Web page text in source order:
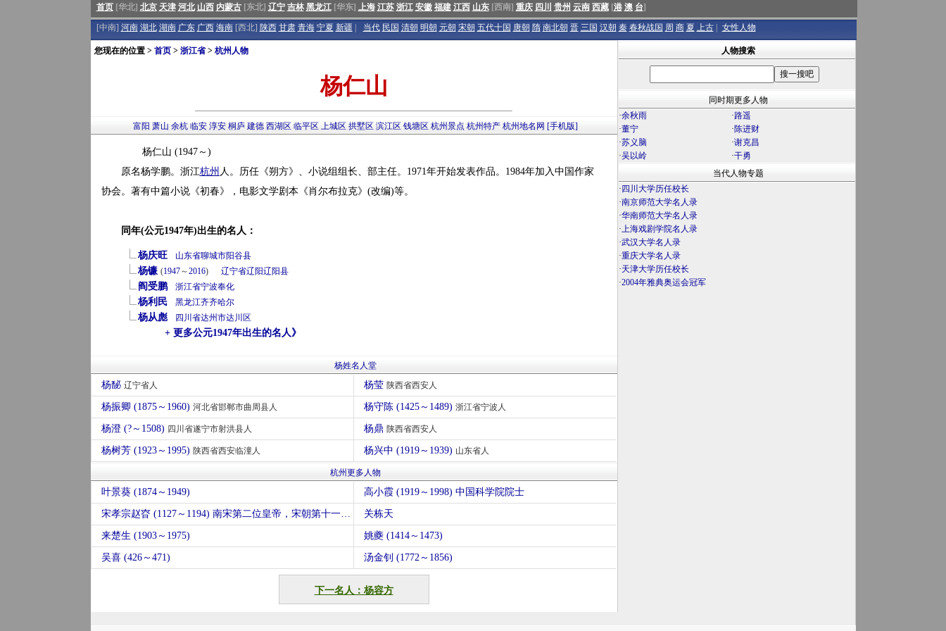
首页[华北] 北京 天津 河北 山西 内蒙古[东北] 辽宁 吉林 黑龙江[华东] 上海 江苏 浙江 安徽 福建 江西 山东[西南] 重庆 四川 贵州 云南 西藏[港 澳 台]
[中南] 河南 湖北 湖南 广东 广西 海南[西北] 陕西 甘肃 青海 宁夏 新疆 当代 民国 清朝 明朝 元朝 宋朝 五代十国 唐朝 隋 南北朝 晋 三国 汉朝 秦 春秋战国 周 商 夏 上古 女性人物
您现在的位置 > 首页> 浙江省> 杭州人物
杨仁山
富阳 萧山 余杭 临安 淳安 桐庐 建德 西湖区 临平区 上城区 拱墅区 滨江区 钱塘区 杭州景点 杭州特产 杭州地名网 [手机版]
杨仁山 (1947～)
原名杨学鹏。浙江杭州 人。历任《朔方》、小说组组长、部主任。1971年开始发表作品。1984年加入中国作家
协会。著有中篇小说《初春》，电影文学剧本《肖尔布拉克》(改编)等。
同年(公元1947年)出生的名人：
杨庆旺 山东省聊城市阳谷县
杨镰 (1947～2016) 辽宁省辽阳辽阳县
阎受鹏 浙江省宁波奉化
杨利民 黑龙江齐齐哈尔
杨从彪 四川省达州市达川区
+ 更多公元1947年出生的名人》
杨姓名人堂
杨馝 辽宁省人 杨莹 陕西省西安人
杨振卿 (1875～1960) 河北省邯郸市曲周县人 杨守陈 (1425～1489) 浙江省宁波人
杨澄 (?～1508) 四川省遂宁市射洪县人 杨鼎 陕西省西安人
杨树芳 (1923～1995) 陕西省西安临潼人 杨兴中 (1919～1939) 山东省人
杭州更多人物
叶景葵 (1874～1949) 高小霞 (1919～1998) 中国科学院院士
宋孝宗赵昚 (1127～1194) 南宋第二位皇帝，宋朝第十一位皇帝 关栋天
来楚生 (1903～1975) 姚夔 (1414～1473)
吴喜 (426～471) 汤金钊 (1772～1856)
下一名人：杨容方
人物搜索
同时期更多人物
·余秋雨 ·路遥
·董宁 ·陈进财
·苏义脑 ·谢克昌
·吴以岭 ·干勇
当代人物专题
· 四川大学历任校长
·南京师范大学名人录
·华南师范大学名人录
·上海戏剧学院名人录
·武汉大学名人录
·重庆大学名人录
·天津大学历任校长
·2004年雅典奥运会冠军